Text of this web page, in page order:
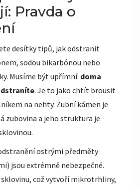
Pravda o
desítky tipů, jak odstranit
sodou bikarbónou nebo
Musíme být upřímní: doma
. Je to jako chtít brousit
na nehty. Zubní kámen je
zubovina a jeho struktura je
ostrými předměty
jsou extrémně nebezpečné.
což vytvoří mikrotrhliny,